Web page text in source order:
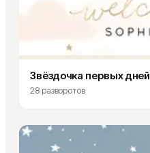
Звёздочка первых дней
28разворотов